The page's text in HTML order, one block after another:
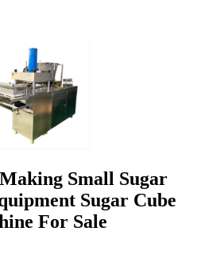
Small Sugar
Sugar Cube
For Sale